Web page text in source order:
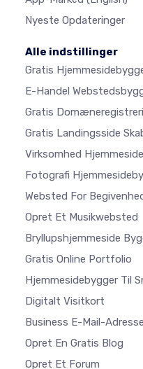
Nyeste Opdateringer
Alle indstillinger
Gratis
E-Handel
Gratis
Gratis Landingsside
Virksomhed
Fotografi
Websted For
Opret Et Musikwebsted
Bryllupshjemmeside
Gratis Online Portfolio
Hjemmesidebygger Til
Digitalt Visitkort
Business E-Mail-Adresse
Opret En Gratis Blog
Opret Et Forum